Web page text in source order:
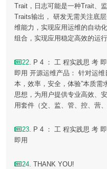
Trait，日志可能是一种Trait、
Traits输出， 研发无需关注底
维能力，实现应用运维的自动
组合，实现应用稳定高效的运行
22. P 4 ： 工 程实践思 考
即用 开源运维产品： 针对运
本，效率，安全，体验”本质需
思想，为用户提供专业高效、
用套件（交、监、管、控、营、
23. P 4 ： 工 程实践思 考
即用
24. THANK YOU!